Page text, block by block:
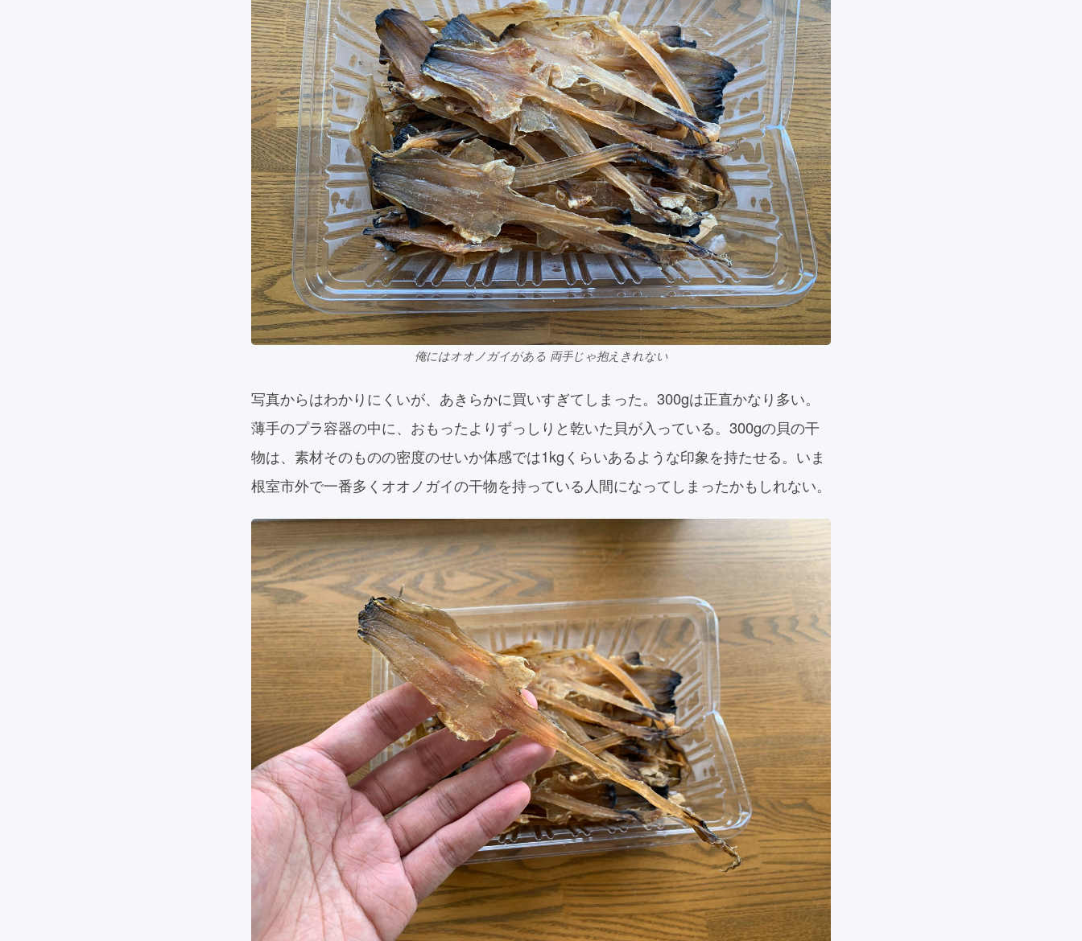
俺にはオオノガイがある 両手じゃ抱えきれない
写真からはわかりにくいが、あきらかに買いすぎてしまった。300gは正直かなり多い。
薄手のプラ容器の中に、おもったよりずっしりと乾いた貝が入っている。300gの貝の干
物は、素材そのものの密度のせいか体感では1kgくらいあるような印象を持たせる。いま
根室市外で一番多くオオノガイの干物を持っている人間になってしまったかもしれない。